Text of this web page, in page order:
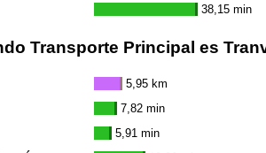
38,15 min
Transporte Principal es
5,95 km
7,82 min
5,91 min